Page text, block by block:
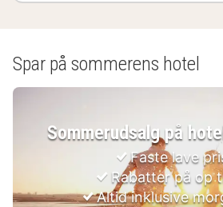
Spar på sommerens hotel
Sommerudsalg på
Faste lave
Rabatter på op
Altid inklusive